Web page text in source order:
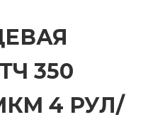
350
4 РУЛ/